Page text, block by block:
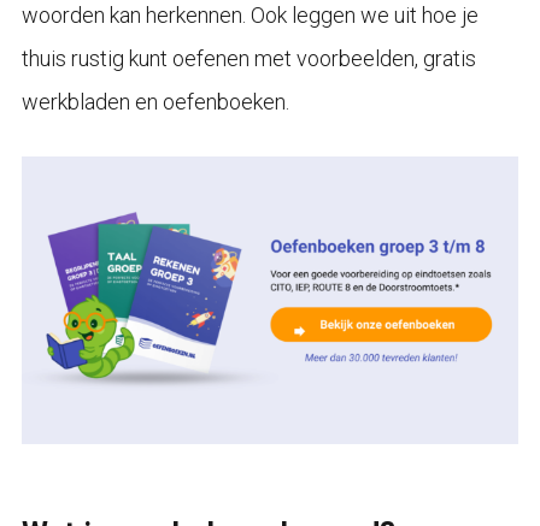
woorden kan herkennen. Ook leggen we uit hoe je
thuis rustig kunt oefenen met voorbeelden, gratis
werkbladen en oefenboeken.